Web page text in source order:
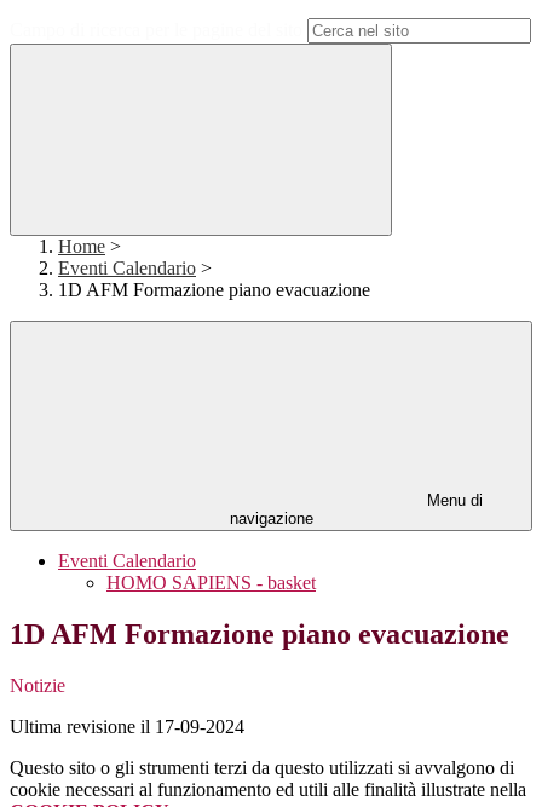
Home >
Eventi Calendario >
1D AFM Formazione piano evacuazione
Menu di
navigazione
Eventi Calendario
HOMO SAPIENS - basket
1D AFM Formazione piano evacuazione
Notizie
Ultima revisione il 17-09-2024
Questo sito o gli strumenti terzi da questo utilizzati si avvalgono di
cookie necessari al funzionamento ed utili alle finalità illustrate nella